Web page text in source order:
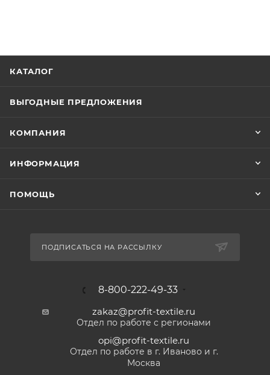
КАТАЛОГ
ВЫГОДНЫЕ ПРЕДЛОЖЕНИЯ
КОМПАНИЯ
ИНФОРМАЦИЯ
ПОМОЩЬ
ПОДПИСАТЬСЯ НА РАССЫЛКУ
8-800-222-49-33
zakaz@profit-textile.ru
Отдел по работе с регионами
opi@profit-textile.ru
Отдел по работе в г. Иваново и г.
Москва